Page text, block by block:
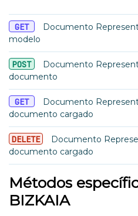
GET
Documento
modelo
POST
Documento
documento
GET
Documento
documento cargado
DELETE
Documento
documento cargado
Métodos
BIZKAIA